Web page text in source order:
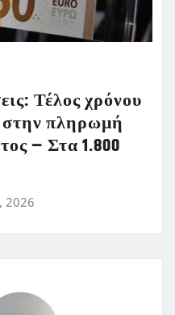
Τέλος χρόνου
στην πληρωμή
– Στα 1.800
2026